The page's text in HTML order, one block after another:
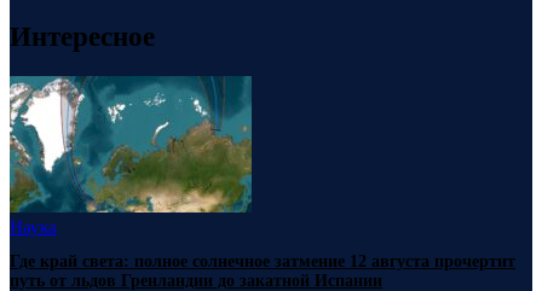
Интересное
Наука
Где край света: полное солнечное затмение 12 августа прочертит
путь от льдов Гренландии до закатной Испании